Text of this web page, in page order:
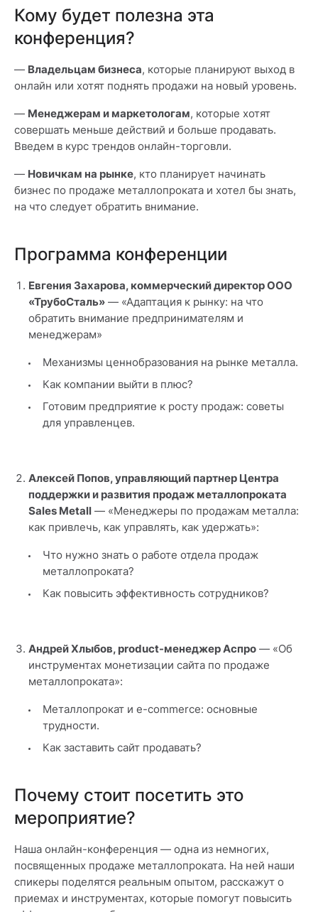
Кому будет полезна эта
конференция?
— Владельцам бизнеса, которые планируют выход в
онлайн или хотят поднять продажи на новый уровень.
— Менеджерам и маркетологам, которые хотят
совершать меньше действий и больше продавать.
Введем в курс трендов онлайн-торговли.
— Новичкам на рынке, кто планирует начинать
бизнес по продаже металлопроката и хотел бы знать,
на что следует обратить внимание.
Программа конференции
Евгения Захарова, коммерческий директор ООО
«ТрубоСталь» — «Адаптация к рынку: на что
обратить внимание предпринимателям и
менеджерам»
Механизмы ценнобразования на рынке металла.
Как компании выйти в плюс?
Готовим предприятие к росту продаж: советы
для управленцев.
Алексей Попов, управляющий партнер Центра
поддержки и развития продаж металлопроката
Sales Metall — «Менеджеры по продажам металла:
как привлечь, как управлять, как удержать»:
Что нужно знать о работе отдела продаж
металлопроката?
Как повысить эффективность сотрудников?
Андрей Хлыбов, product-менеджер Аспро — «Об
инструментах монетизации сайта по продаже
металлопроката»:
Металлопрокат и e-commerce: основные
трудности.
Как заставить сайт продавать?
Почему стоит посетить это
мероприятие?
Наша онлайн-конференция — одна из немногих,
посвященных продаже металлопроката. На ней наши
спикеры поделятся реальным опытом, расскажут о
приемах и инструментах, которые помогут повысить